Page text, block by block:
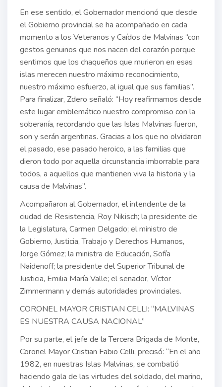
En ese sentido, el Gobernador mencionó que desde
el Gobierno provincial se ha acompañado en cada
momento a los Veteranos y Caídos de Malvinas “con
gestos genuinos que nos nacen del corazón porque
sentimos que los chaqueños que murieron en esas
islas merecen nuestro máximo reconocimiento,
nuestro máximo esfuerzo, al igual que sus familias”.
Para finalizar, Zdero señaló: “Hoy reafirmamos desde
este lugar emblemático nuestro compromiso con la
soberanía, recordando que las Islas Malvinas fueron,
son y serán argentinas. Gracias a los que no olvidaron
el pasado, ese pasado heroico, a las familias que
dieron todo por aquella circunstancia imborrable para
todos, a aquellos que mantienen viva la historia y la
causa de Malvinas”.
Acompañaron al Gobernador, el intendente de la
ciudad de Resistencia, Roy Nikisch; la presidente de
la Legislatura, Carmen Delgado; el ministro de
Gobierno, Justicia, Trabajo y Derechos Humanos,
Jorge Gómez; la ministra de Educación, Sofía
Naidenoff; la presidente del Superior Tribunal de
Justicia, Emilia María Valle; el senador, Víctor
Zimmermann y demás autoridades provinciales.
CORONEL MAYOR CRISTIAN CELLI: “MALVINAS
ES NUESTRA CAUSA NACIONAL”
Por su parte, el jefe de la Tercera Brigada de Monte,
Coronel Mayor Cristian Fabio Celli, precisó: “En el año
1982, en nuestras Islas Malvinas, se combatió
haciendo gala de las virtudes del soldado, del marino,